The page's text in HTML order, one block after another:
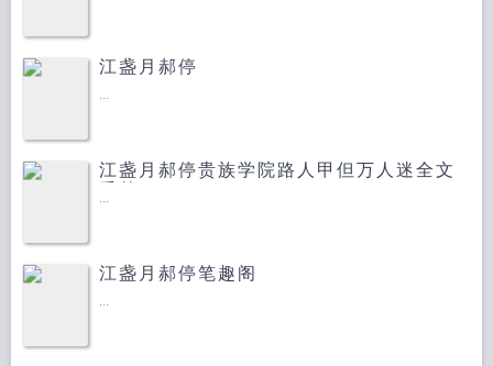
江盏月郝停
...
江盏月郝停贵族学院路人甲但万人迷全文
...
江盏月郝停笔趣阁
...